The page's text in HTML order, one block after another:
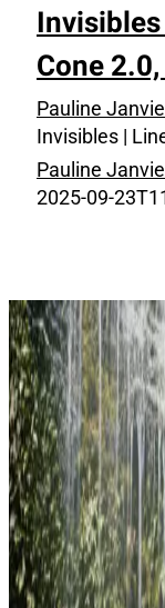
Cone
Pauline
Invisibles |
Pauline
2025-09-